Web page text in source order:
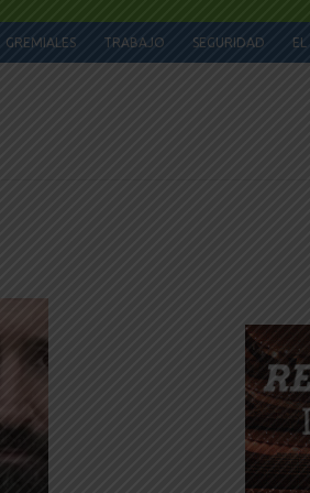
GREMIALES TRABAJO SEGURIDAD